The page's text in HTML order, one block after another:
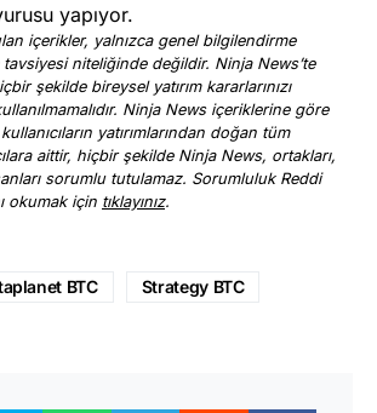
yapıyor.
içerikler, yalnızca genel bilgilendirme
tavsiyesi niteliğinde değildir. Ninja News’te
şekilde bireysel yatırım kararlarınızı
Ninja News içeriklerine göre
yatırımlarından doğan tüm
aittir, hiçbir şekilde Ninja News, ortakları,
sorumlu tutulamaz. Sorumluluk Reddi
okumak için tıklayınız.
BTC Strategy BTC